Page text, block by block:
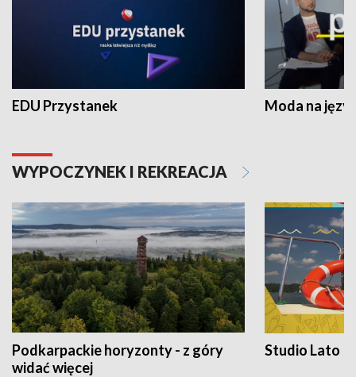
EDU Przystanek Moda na
WYPOCZYNEK I REKREACJA
Podkarpackie horyzonty - z góry
widać więcej
Studio Lato